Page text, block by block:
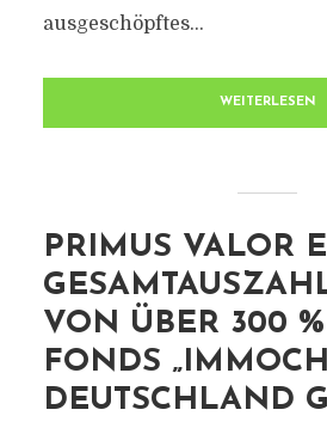
ausgeschöpftes...
WEITERLESEN
PRIMUS VALOR
VON ÜBER 300
FONDS
DEUTSCHLAND